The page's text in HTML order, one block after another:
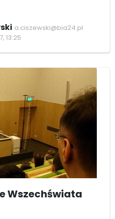
a.ciszewski@bia24.pl
13:25
Wszechświata